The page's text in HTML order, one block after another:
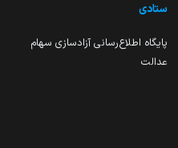
ستادی
پایگاه اطلاع‌رسانی آزادسازی سهام
عدالت